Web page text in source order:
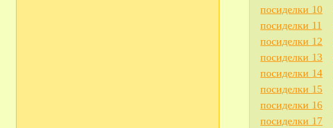
посиделки 10
посиделки 11
посиделки 12
посиделки 13
посиделки 14
посиделки 15
посиделки 16
посиделки 17